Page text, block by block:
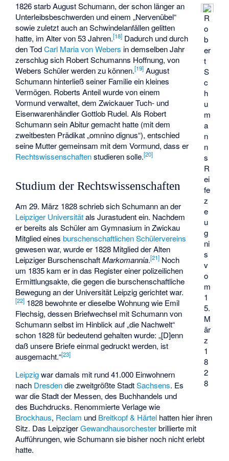
R
o
b
er
t
S
c
h
u
m
a
n
n
s
R
ei
fe
z
e
u
g
ni
s
v
o
m
1
5.
M
är
z
1
8
2
8
1826 starb August Schumann, der schon länger an
Unterleibsbeschwerden und einem „Nervenübel“
sowie zuletzt auch an Schwindelanfällen gelitten
hatte, im Alter von 53 Jahren.[18] Dadurch und durch
den TodCarl Maria von Webers in demselben Jahr
zerschlug sich Robert Schumanns Hoffnung, von
Webers Schüler werden zu können.[19] August
Schumann hinterließ seiner Familie ein kleines
Vermögen. Roberts Anteil wurde von einem
Vormund verwaltet, dem Zwickauer Tuch- und
Eisenwarenhändler Gottlob Rudel. Als Robert
Schumann sein Abitur gemacht hatte (mit dem
zweitbesten Prädikat „omnino dignus“), entschied
seine Mutter gemeinsam mit dem Vormund, dass er
Rechtswissenschaftenstudieren solle.[20]
Studium der Rechtswissenschaften
Am 29. März 1828 schrieb sich Schumann an der
Leipziger Universitätals Jurastudent ein. Nachdem
er bereits als Schüler am Gymnasium in Zwickau
Mitglied einesburschenschaftlichen Schülervereins
gewesen war, wurde er 1828 Mitglied der Alten
Leipziger BurschenschaftMarkomannia.[21] Noch
um 1835 kam er in das Register einer polizeilichen
Ermittlungsakte, die gegen die burschenschaftliche
Bewegung an der Universität Leipzig gerichtet war.
[22] 1828 bewohnte er dieselbe Wohnung wie Emil
Flechsig, dessen Briefwechsel mit Schumann von
Schumann selbst im Hinblick auf „die Nachwelt“
schon 1828 für bedeutend gehalten wurde: „[D]enn
daß unsere Briefe einmal gedruckt werden, ist
ausgemacht.“[23]
Leipzigwar damals mit rund 41.000 Einwohnern
nach Dresdendie zweitgrößte StadtSachsens. Es
war die Stadt der Messen, des Buchhandels und
des Buchdrucks. Renommierte Verlage wie
Brockhaus, Reclam und Breitkopf & Härtel hatten hier ihren
Sitz. Das LeipzigerGewandhausorchesterbrillierte mit
Aufführungen, wie Schumann sie bisher noch nicht erlebt
hatte.